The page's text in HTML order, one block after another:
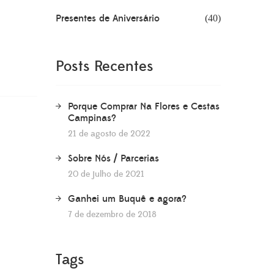
Presentes de Aniversário (40)
Posts Recentes
Porque Comprar Na Flores e Cestas
Campinas?
21 de agosto de 2022
Sobre Nós / Parcerias
20 de julho de 2021
Ganhei um Buquê e agora?
7 de dezembro de 2018
Tags